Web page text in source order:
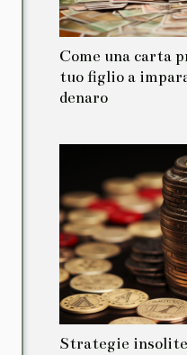
Come una carta
tuo figlio a
denaro
Strategie